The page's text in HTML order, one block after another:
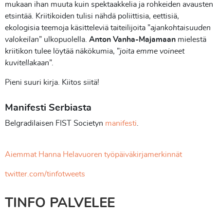
mukaan ihan muuta kuin spektaakkelia ja rohkeiden avausten
etsintää. Kriitikoiden tulisi nähdä poliittisia, eettisiä,
ekologisia teemoja käsitteleviä taiteilijoita ”ajankohtaisuuden
valokeilan” ulkopuolella. Anton Vanha-Majamaan mielestä
kriitikon tulee löytää näkökumia, ”joita emme voineet
kuvitellakaan”.
Pieni suuri kirja. Kiitos siitä!
Manifesti Serbiasta
Belgradilaisen FIST Societyn manifesti
Aiemmat Hanna Helavuoren työpäiväkirjamerkinnät
twitter.com/tinfotweets
TINFO PALVELEE